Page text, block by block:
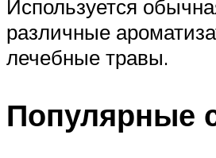
Используется
различные
лечебные травы.
Популярные